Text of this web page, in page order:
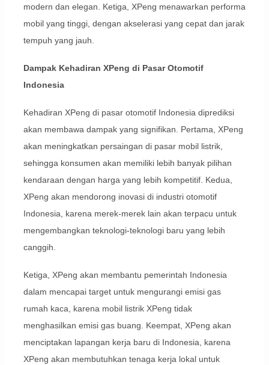
modern dan elegan. Ketiga, XPeng menawarkan performa
mobil yang tinggi, dengan akselerasi yang cepat dan jarak
tempuh yang jauh.
Dampak Kehadiran XPeng di Pasar Otomotif
Indonesia
Kehadiran XPeng di pasar otomotif Indonesia diprediksi
akan membawa dampak yang signifikan. Pertama, XPeng
akan meningkatkan persaingan di pasar mobil listrik,
sehingga konsumen akan memiliki lebih banyak pilihan
kendaraan dengan harga yang lebih kompetitif. Kedua,
XPeng akan mendorong inovasi di industri otomotif
Indonesia, karena merek-merek lain akan terpacu untuk
mengembangkan teknologi-teknologi baru yang lebih
canggih.
Ketiga, XPeng akan membantu pemerintah Indonesia
dalam mencapai target untuk mengurangi emisi gas
rumah kaca, karena mobil listrik XPeng tidak
menghasilkan emisi gas buang. Keempat, XPeng akan
menciptakan lapangan kerja baru di Indonesia, karena
XPeng akan membutuhkan tenaga kerja lokal untuk